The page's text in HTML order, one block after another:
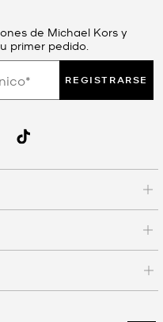
de Michael Kors y
primer pedido.
REGISTRARSE